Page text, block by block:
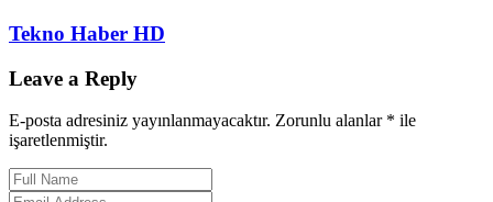
Tekno Haber HD
Leave a Reply
E-posta adresiniz yayınlanmayacaktır. Zorunlu alanlar * ile
işaretlenmiştir.